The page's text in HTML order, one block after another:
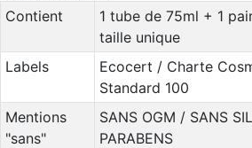
Contient
1 tube de 75ml + 1
taille unique
Labels
Ecocert / Charte
Standard 100
Mentions
"sans"
SANS OGM / SANS
PARABENS